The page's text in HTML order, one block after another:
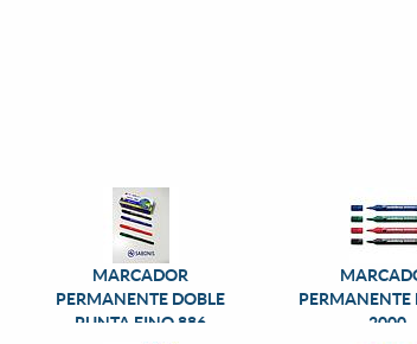
MARCADOR
PERMANENTE DOBLE
PUNTA FINO 886
PERMANENTE
2000